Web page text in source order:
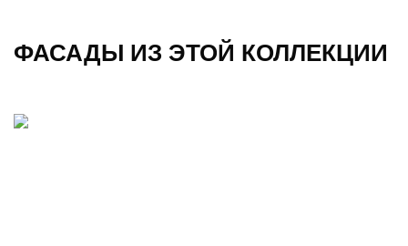
ФАСАДЫ ИЗ ЭТОЙ КОЛЛЕКЦИИ